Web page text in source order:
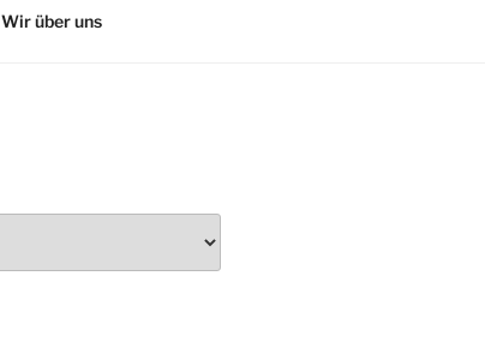
Wir über uns